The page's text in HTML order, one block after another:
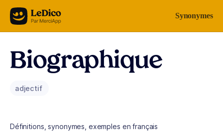
Aller au contenu Synonymes
Biographique
adjectif
Définitions, synonymes, exemples en français